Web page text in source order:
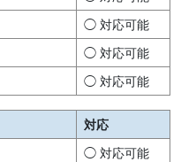
◯ 対応可能
◯ 対応可能
◯ 対応可能
対応
◯ 対応可能